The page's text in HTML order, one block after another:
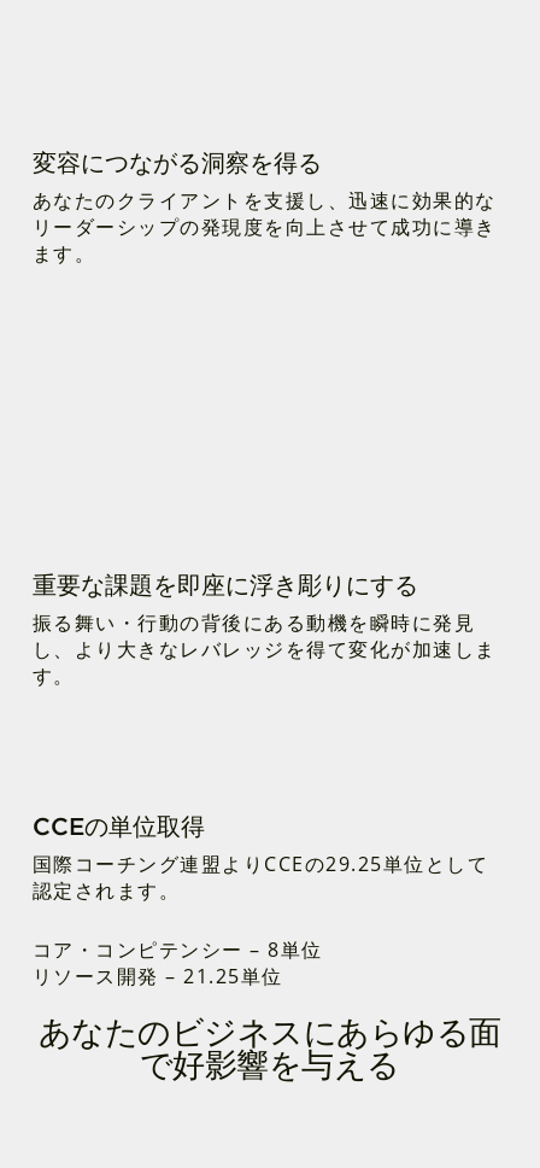
変容につながる洞察を得る
あなたのクライアントを支援し、迅速に効果的な
リーダーシップの発現度を向上させて成功に導き
ます。
重要な課題を即座に浮き彫りにする
振る舞い・行動の背後にある動機を瞬時に発見
し、より大きなレバレッジを得て変化が加速しま
す。
CCEの単位取得
国際コーチング連盟よりCCEの29.25単位として
認定されます。
コア・コンピテンシー – 8単位
リソース開発 – 21.25単位
あなたのビジネスにあらゆる面
で好影響を与える